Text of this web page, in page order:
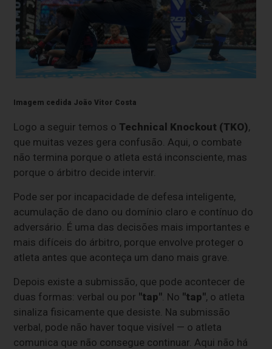
Imagem cedida João Vitor Costa
Logo a seguir temos o Technical Knockout (TKO),
que muitas vezes gera confusão. Aqui, o combate
não termina porque o atleta está inconsciente, mas
porque o árbitro decide intervir.
Pode ser por incapacidade de defesa inteligente,
acumulação de dano ou domínio claro e contínuo do
adversário. É uma das decisões mais importantes e
mais difíceis do árbitro, porque envolve proteger o
atleta antes que aconteça um dano mais grave.
Depois existe a submissão, que pode acontecer de
duas formas: verbal ou por "tap" . No "tap", o atleta
sinaliza fisicamente que desiste. Na submissão
verbal, pode não haver toque visível — o atleta
comunica que não consegue continuar. Aqui não há